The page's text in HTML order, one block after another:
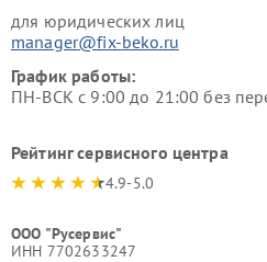
для юридических лиц
manager@fix-beko.ru
График работы:
ПН-ВСК с 9:00 до 21:00 без
Рейтинг сервисного центра
4.9-5.0
ООО "Русервис"
ИНН 7702633247